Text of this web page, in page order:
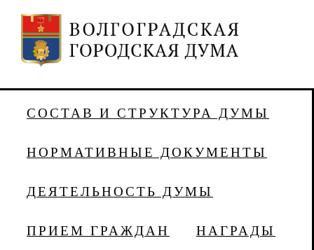
СОСТАВ И СТРУКТУРА ДУМЫ
НОРМАТИВНЫЕ ДОКУМЕНТЫ
ДЕЯТЕЛЬНОСТЬ ДУМЫ
ПРИЕМ ГРАЖДАН НАГРАДЫ